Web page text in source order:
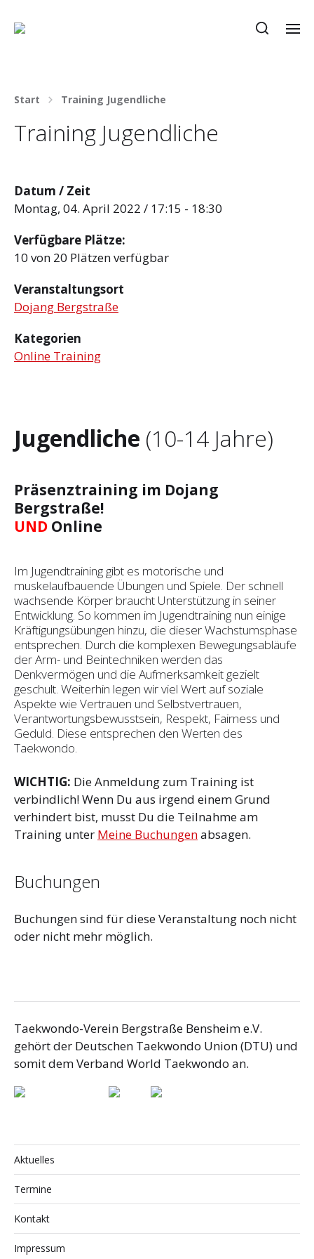
Start Training Jugendliche
Training Jugendliche
Datum / Zeit
Montag, 04. April 2022 / 17:15 - 18:30
Verfügbare Plätze:
10 von 20 Plätzen verfügbar
Veranstaltungsort
Dojang Bergstraße
Kategorien
Online Training
Jugendliche (10-14 Jahre)
Präsenztraining im Dojang
Bergstraße!
UND Online
Im Jugendtraining gibt es motorische und
muskelaufbauende Übungen und Spiele. Der schnell
wachsende Körper braucht Unterstützung in seiner
Entwicklung. So kommen im Jugendtraining nun einige
Kräftigungsübungen hinzu, die dieser Wachstumsphase
entsprechen. Durch die komplexen Bewegungsabläufe
der Arm- und Beintechniken werden das
Denkvermögen und die Aufmerksamkeit gezielt
geschult. Weiterhin legen wir viel Wert auf soziale
Aspekte wie Vertrauen und Selbst­vertrauen,
Verantwortungsbewusstsein, Respekt, Fairness und
Geduld. Diese entsprechen den Werten des
Taekwondo.
WICHTIG: Die Anmeldung zum Training ist
verbindlich! Wenn Du aus irgend einem Grund
verhindert bist, musst Du die Teilnahme am
Training unter Meine Buchungenabsagen.
Buchungen
Buchungen sind für diese Veranstaltung noch nicht
oder nicht mehr möglich.
Taekwondo-Verein Bergstraße Bensheim e.V.
gehört der Deutschen Taekwondo Union (DTU) und
somit dem Verband World Taekwondo an.
Aktuelles
Termine
Kontakt
Impressum